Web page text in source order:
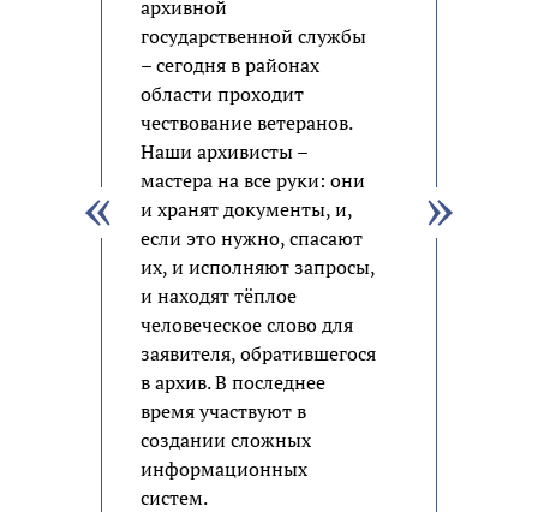
архивной
государственной службы
– сегодня в районах
области проходит
чествование ветеранов.
Наши архивисты –
мастера на все руки: они
и хранят документы, и,
если это нужно, спасают
их, и исполняют запросы,
и находят тёплое
человеческое слово для
заявителя, обратившегося
в архив. В последнее
время участвуют в
создании сложных
информационных
систем.